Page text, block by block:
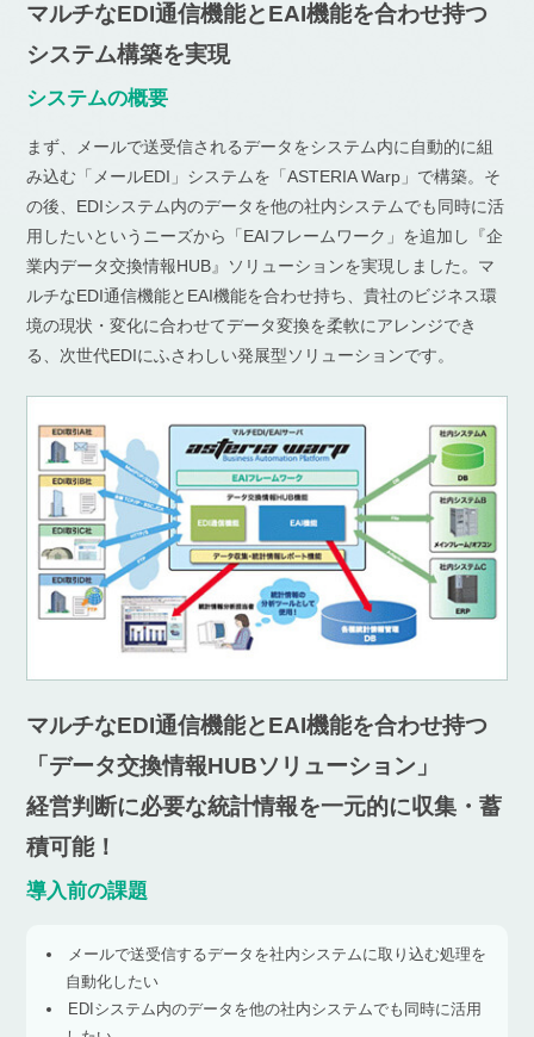
マルチなEDI通信機能とEAI機能を合わせ持つ
システム構築を実現
システムの概要
まず、メールで送受信されるデータをシステム内に自動的に組
み込む「メールEDI」システムを「ASTERIA Warp」で構築。そ
の後、EDIシステム内のデータを他の社内システムでも同時に活
用したいというニーズから「EAIフレームワーク」を追加し『企
業内データ交換情報HUB』ソリューションを実現しました。マ
ルチなEDI通信機能とEAI機能を合わせ持ち、貴社のビジネス環
境の現状・変化に合わせてデータ変換を柔軟にアレンジでき
る、次世代EDIにふさわしい発展型ソリューションです。
マルチなEDI通信機能とEAI機能を合わせ持つ
「データ交換情報HUBソリューション」
経営判断に必要な統計情報を一元的に収集・蓄
積可能！
導入前の課題
メールで送受信するデータを社内システムに取り込む処理を
自動化したい
EDIシステム内のデータを他の社内システムでも同時に活用